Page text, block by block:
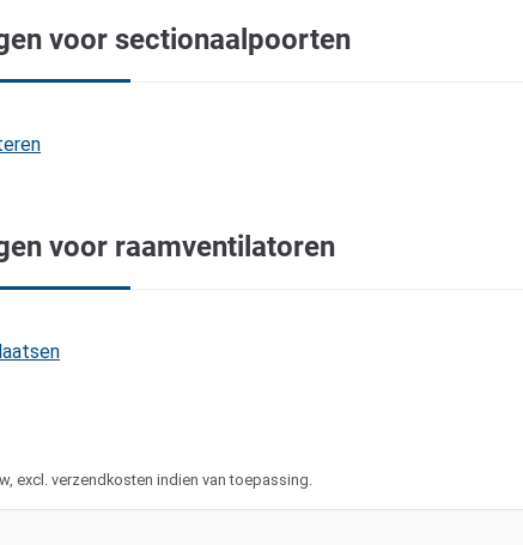
voor sectionaalpoorten
voor raamventilatoren
excl. verzendkosten indien van toepassing.